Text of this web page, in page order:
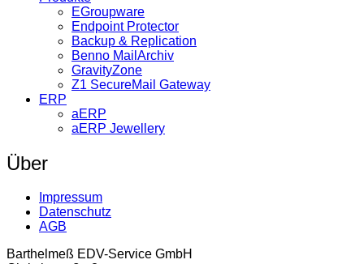
EGroupware
Endpoint Protector
Backup & Replication
Benno MailArchiv
GravityZone
Z1 SecureMail Gateway
ERP
aERP
aERP Jewellery
Über
Impressum
Datenschutz
AGB
Barthelmeß EDV-Service GmbH